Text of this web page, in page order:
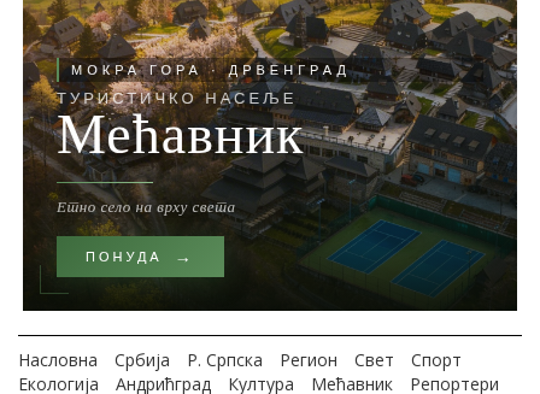
Насловна Србија Р. Српска Регион Свет
Спорт
Екологија
Андрићград Култура Мећавник Репортери